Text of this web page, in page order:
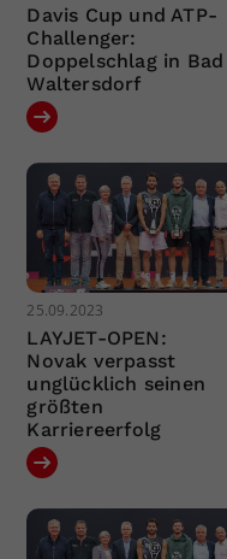
Davis Cup und ATP-
Challenger:
Doppelschlag in Bad
Waltersdorf
25.09.2023
LAYJET-OPEN:
Novak verpasst
unglücklich seinen
größten
Karriereerfolg